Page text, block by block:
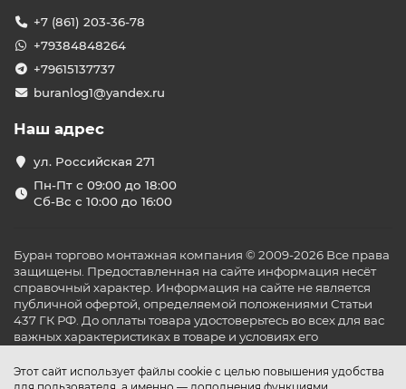
Этот сайт использует файлы cookie с целью повышения удобства
+7 (861) 203-36-78
+79384848264
+79615137737
buranlog1@yandex.ru
Наш адрес
ул. Российская 271
Пн-Пт с 09:00 до 18:00
Сб-Вс с 10:00 до 16:00
Буран торгово монтажная компания © 2009-2026 Все права
защищены. Предоставленная на сайте информация несёт
справочный характер. Информация на сайте не является
публичной офертой, определяемой положениями Статьи
437 ГК РФ. До оплаты товара удостоверьтесь во всех для вас
важных характеристиках в товаре и условиях его